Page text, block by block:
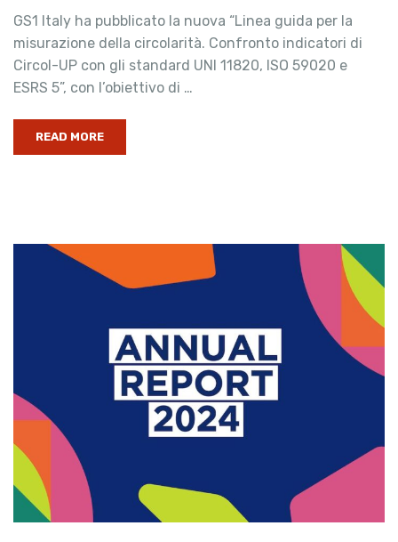
GS1 Italy ha pubblicato la nuova “Linea guida per la
misurazione della circolarità. Confronto indicatori di
Circol-UP con gli standard UNI 11820, ISO 59020 e
ESRS 5”, con l’obiettivo di …
READ MORE